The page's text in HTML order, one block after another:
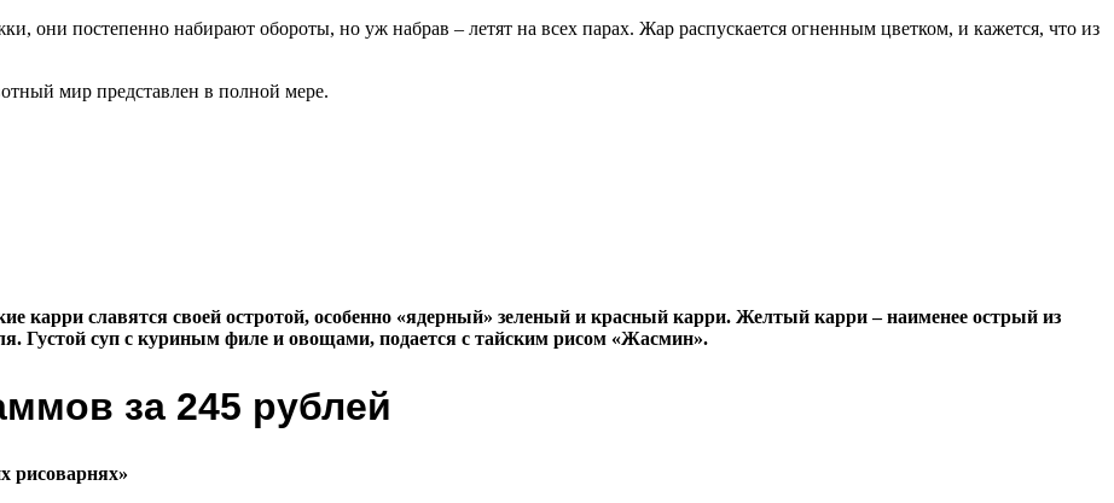
они постепенно набирают обороты, но уж набрав – летят на всех парах. Жар распускается огненным цветком, и кажется, что из
мир представлен в полной мере.
карри славятся своей остротой, особенно «ядерный» зеленый и красный карри. Желтый карри – наименее острый из
Густой суп с куриным филе и овощами, подается с тайским рисом «Жасмин».
за 245 рублей